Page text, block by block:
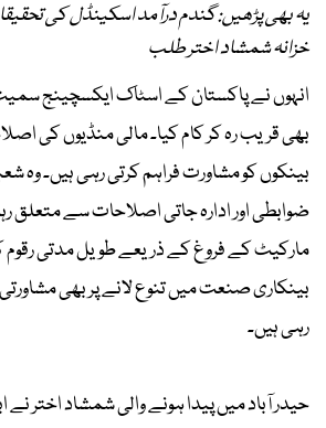
یہ بھی پڑھیں: گندم درآمد اسکینڈل کی
خزانہ شمشاد اختر طلب
انہوں نے پاکستان کے اسٹاک ایکسچینج
بھی قریب رہ کر کام کیا۔ مالی منڈیوں کی
بینکوں کو مشاورت فراہم کرتی رہی ہیں۔ وہ
ضوابطی اور ادارہ جاتی اصلاحات سے متعلق
مارکیٹ کے فروغ کے ذریعے طویل مدتی
بینکاری صنعت میں تنوع لانے پر بھی
رہی ہیں۔
حیدر آباد میں پیدا ہونے والی شمشاد اختر نے